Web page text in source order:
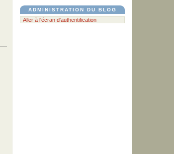
ADMINISTRATION DU BLOG
Aller à l'écran d'authentification